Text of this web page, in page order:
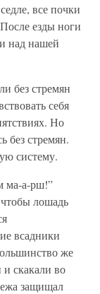
все почки
езды ноги
над нашей
без стремян
себя
Но
без стремян.
систему.
ма-а-рш!”
чтобы лошадь
всадники
же
скакали во
защищал